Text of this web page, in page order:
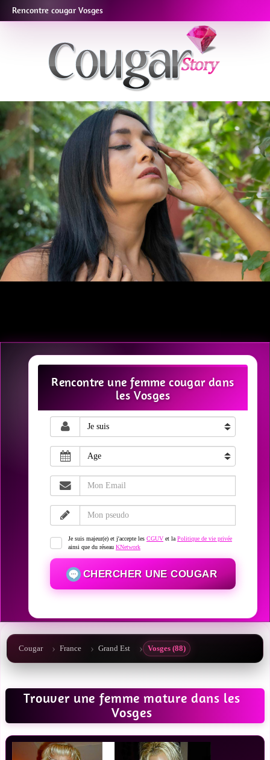
Rencontre cougar Vosges
Rencontre une femme cougar dans
les Vosges
Je suis majeur(e) et j'accepte les CGUV et la Politique de vie privée
ainsi que du réseau KNetwork
CHERCHER UNE COUGAR
Cougar France Grand Est Vosges (88)
Trouver une femme mature dans les
Vosges